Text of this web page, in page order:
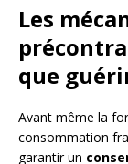
Les
que
Avant même la
consommation
garantir un